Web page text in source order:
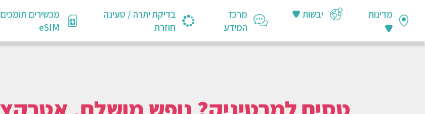
מדינות יבשות
מרכז
המידע
בדיקת יתרה / טעינה
חוזרת
מכשירים תומכים
eSIM